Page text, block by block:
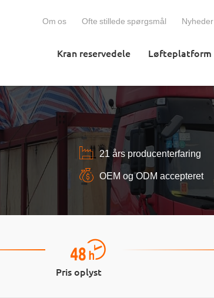
Om os Ofte stillede spørgsmål Nyheder
Kran reservedele Løfteplatform
21 års producenterfaring
OEM og ODM accepteret
Pris oplyst